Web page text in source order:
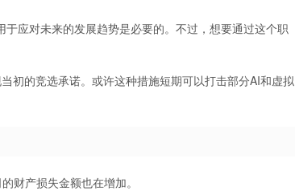
应对未来的发展趋势是必要的。不过，想要通过这个职
初的竞选承诺。或许这种措施短期可以打击部分AI和虚拟
财产损失金额也在增加。